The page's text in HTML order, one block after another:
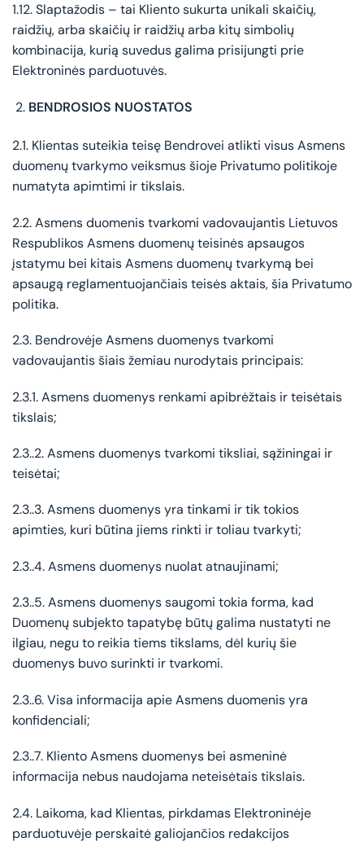
1.12. Slaptažodis – tai Kliento sukurta unikali skaičių,
raidžių, arba skaičių ir raidžių arba kitų simbolių
kombinacija, kurią suvedus galima prisijungti prie
Elektroninės parduotuvės.
BENDROSIOS NUOSTATOS
2.1. Klientas suteikia teisę Bendrovei atlikti visus Asmens
duomenų tvarkymo veiksmus šioje Privatumo politikoje
numatyta apimtimi ir tikslais.
2.2. Asmens duomenis tvarkomi vadovaujantis Lietuvos
Respublikos Asmens duomenų teisinės apsaugos
įstatymu bei kitais Asmens duomenų tvarkymą bei
apsaugą reglamentuojančiais teisės aktais, šia Privatumo
politika.
2.3. Bendrovėje Asmens duomenys tvarkomi
vadovaujantis šiais žemiau nurodytais principais:
2.3.1. Asmens duomenys renkami apibrėžtais ir teisėtais
tikslais;
2.3..2. Asmens duomenys tvarkomi tiksliai, sąžiningai ir
teisėtai;
2.3..3. Asmens duomenys yra tinkami ir tik tokios
apimties, kuri būtina jiems rinkti ir toliau tvarkyti;
2.3..4. Asmens duomenys nuolat atnaujinami;
2.3..5. Asmens duomenys saugomi tokia forma, kad
Duomenų subjekto tapatybę būtų galima nustatyti ne
ilgiau, negu to reikia tiems tikslams, dėl kurių šie
duomenys buvo surinkti ir tvarkomi.
2.3..6. Visa informacija apie Asmens duomenis yra
konfidenciali;
2.3..7. Kliento Asmens duomenys bei asmeninė
informacija nebus naudojama neteisėtais tikslais.
2.4. Laikoma, kad Klientas, pirkdamas Elektroninėje
parduotuvėje perskaitė galiojančios redakcijos